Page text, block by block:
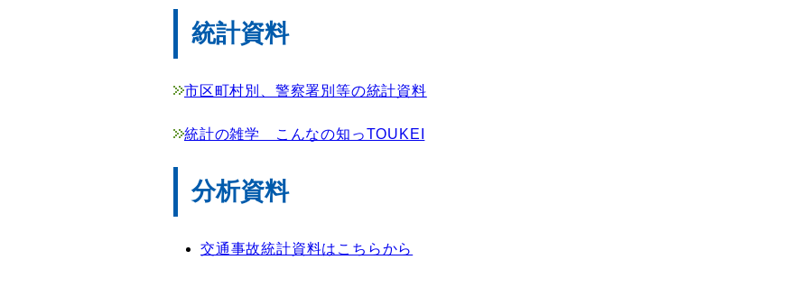
統計資料
市区町村別、警察署別等の統計資料
統計の雑学 こんなの知っTOUKEI
分析資料
交通事故統計資料はこちらから